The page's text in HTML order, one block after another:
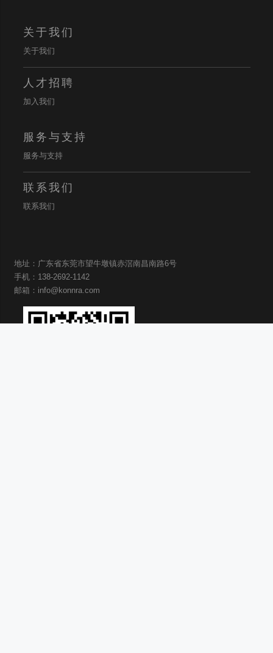
关于我们
关于我们
人才招聘
加入我们
服务与支持
服务与支持
联系我们
联系我们
地址：广东省东莞市望牛墩镇赤滘南昌南路6号
手机：138-2692-1142
邮箱：info@konnra.com